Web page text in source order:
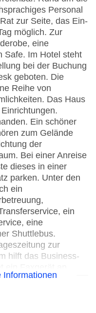
Personal
zur Seite, das Ein-
möglich. Zur
eine
Safe. Im Hotel steht
bei der Buchung
geboten. Die
Reihe von
Das Haus
Ein schöner
zum Gelände
der
Bei einer Anreise
dieses in einer
parken. Unter den
ein
ein
eine
Shuttlebus.
zur
hilft das Business-
Informationen